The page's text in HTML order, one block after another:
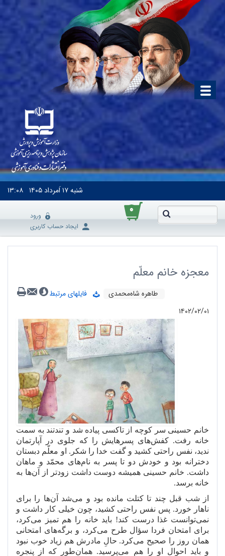
شنبه۱۷ اَمرداد ۱۴۰۵ ۱۳:۰۸
۰
ورود
ایجاد حساب کاربری
معجزه خانم معلّم
طاهره شاه‌محمدی
فایلهای مرتبط
۱۴۰۲/۰۲/۰۱
خانم حسینی سر کوچه از تاکسی پیاده شد و تندتند به سمت
خانه رفت. کفشهای پسرهایش را که جلوی در آپارتمان
ندید، نفس راحتی کشید و گفت خدا را شکر. او معلّم دبستان
دخترانه بود و خودش دو تا پسر به نامهای محمّد و ماهان
داشت. خانم حسینی همیشه دوست داشت زودتر از آنها به
خانه برسد.
از شب قبل چند تا کتلت مانده بود و میشد آنها را برای
ناهار خورد. پس نفس راحتی کشید، چون خیلی کار داشت و
نمیتوانست غذا درست کند! باید خانه را هم تمیز میکرد،
برای امتحان فردا سؤال طرح میکرد، و برگههای امتحانی
همان روز را صحیح میکرد. حالِ مادرش هم زیاد خوب نبود
و باید احوال او را هم میپرسید. همانطور که از پنجره